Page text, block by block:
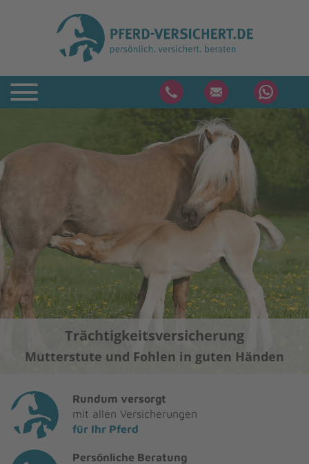
Trächtigkeitsversicherung
Mutterstute und Fohlen in guten Händen
Rundum versorgt
mit allen Versicherungen
für Ihr Pferd
Persönliche Beratung